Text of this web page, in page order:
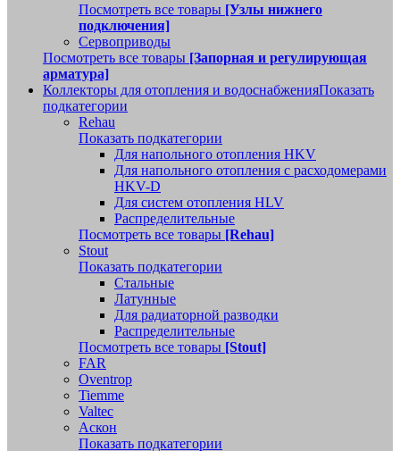
Посмотреть все товары [Узлы нижнего
подключения]
Сервоприводы
Посмотреть все товары [Запорная и регулирующая
арматура]
Коллекторы для отопления и водоснабженияПоказать
подкатегории
Rehau
Показать подкатегории
Для напольного отопления HKV
Для напольного отопления с расходомерами
HKV-D
Для систем отопления HLV
Распределительные
Посмотреть все товары [Rehau]
Stout
Показать подкатегории
Стальные
Латунные
Для радиаторной разводки
Распределительные
Посмотреть все товары [Stout]
FAR
Oventrop
Tiemme
Valtec
Аскон
Показать подкатегории